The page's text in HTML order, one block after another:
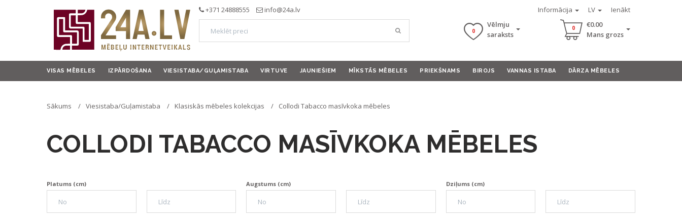
Informācija LV Ienākt
+371 24888555 info@24a.lv
0
Vēlmju
saraksts
0
€0.00
Mans grozs
VISAS MĒBELES IZPĀRDOŠANA VIESISTABA/GUĻAMISTABA VIRTUVE JAUNIEŠIEM MĪKSTĀS MĒBELES PRIEKŠNAMS BIROJS VANNAS ISTABA DĀRZA MĒBELES
Sākums Viesistaba/Guļamistaba Klasiskās mēbeles kolekcijas Collodi Tabacco masīvkoka mēbeles
COLLODI TABACCO MASĪVKOKA MĒBELES
Platums (cm) Augstums (cm) Dziļums (cm)